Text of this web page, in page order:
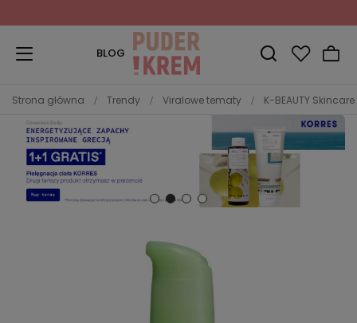
BLOG
Strona główna Trendy Viralowe tematy K-BEAUTY Skincare